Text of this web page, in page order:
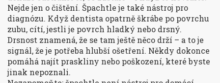
Nejde jen o čištění. Špachtle je také nástroj pro
diagnózu. Když dentista opatrně škrábe po povrchu
zubu, cítí, jestli je povrch hladký nebo drsný.
Drsnost znamená, že se tam ještě něco drží – a to je
signál, že je potřeba hlubší ošetření. Někdy dokonce
pomáhá najít praskliny nebo poškození, které byste
jinak nepoznali.